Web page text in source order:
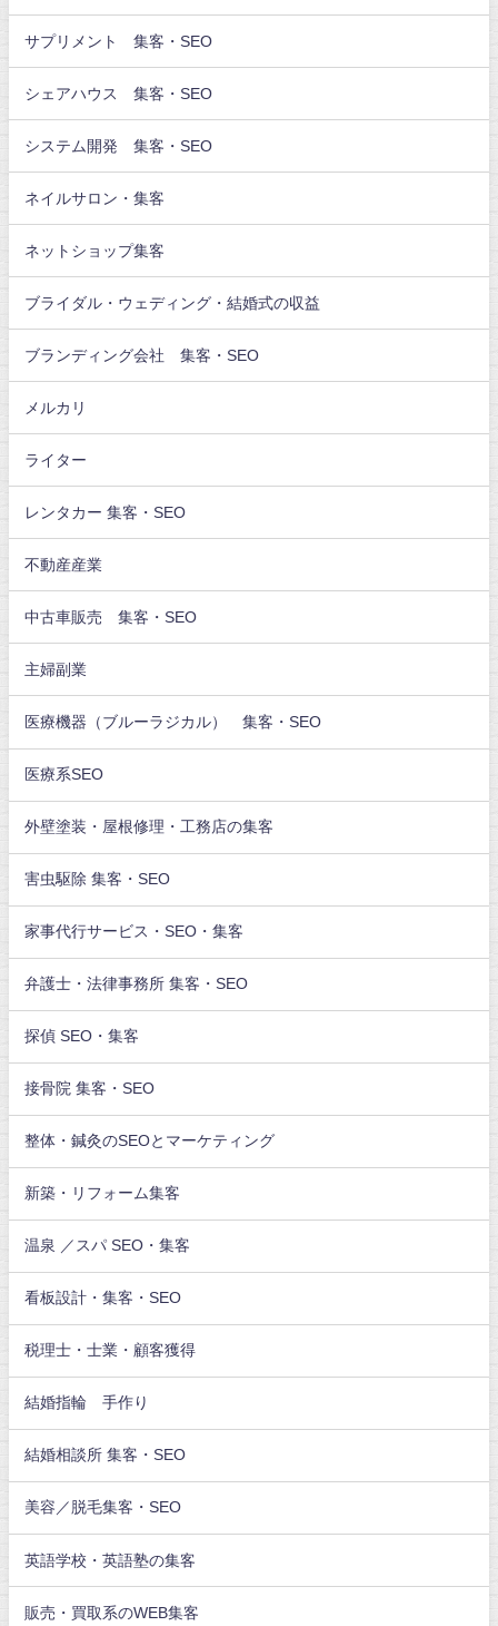
サプリメント 集客・SEO
シェアハウス 集客・SEO
システム開発 集客・SEO
ネイルサロン・集客
ネットショップ集客
ブライダル・ウェディング・結婚式の収益
ブランディング会社 集客・SEO
メルカリ
ライター
レンタカー 集客・SEO
不動産産業
中古車販売 集客・SEO
主婦副業
医療機器（ブルーラジカル） 集客・SEO
医療系SEO
外壁塗装・屋根修理・工務店の集客
害虫駆除 集客・SEO
家事代行サービス・SEO・集客
弁護士・法律事務所 集客・SEO
探偵 SEO・集客
接骨院 集客・SEO
整体・鍼灸のSEOとマーケティング
新築・リフォーム集客
温泉 ／スパ SEO・集客
看板設計・集客・SEO
税理士・士業・顧客獲得
結婚指輪 手作り
結婚相談所 集客・SEO
美容／脱毛集客・SEO
英語学校・英語塾の集客
販売・買取系のWEB集客